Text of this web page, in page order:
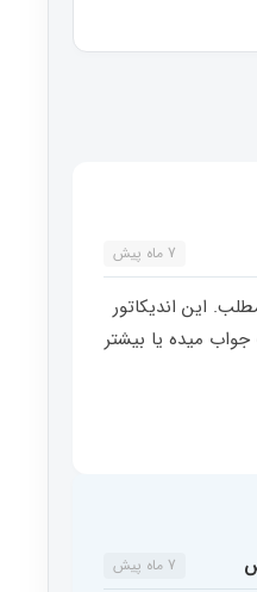
7 ماه پیش
این اندیکاتور
میده یا بیشتر
7 ماه پیش